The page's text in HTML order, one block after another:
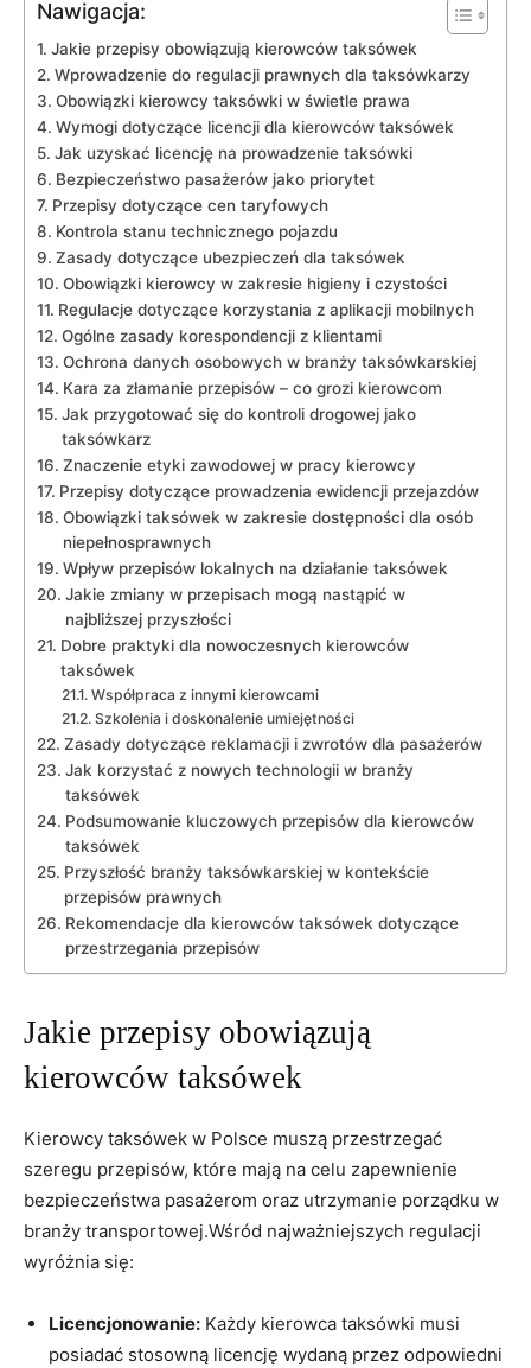
Nawigacja:
Jakie przepisy obowiązują kierowców taksówek
Wprowadzenie do regulacji prawnych dla taksówkarzy
Obowiązki kierowcy taksówki w świetle prawa
Wymogi dotyczące licencji dla kierowców taksówek
Jak uzyskać licencję na prowadzenie taksówki
Bezpieczeństwo pasażerów jako priorytet
Przepisy dotyczące cen taryfowych
Kontrola stanu technicznego pojazdu
Zasady dotyczące ubezpieczeń dla taksówek
Obowiązki kierowcy w zakresie higieny i czystości
Regulacje dotyczące korzystania z aplikacji mobilnych
Ogólne zasady korespondencji z klientami
Ochrona danych osobowych w branży taksówkarskiej
Kara za złamanie przepisów – co grozi kierowcom
Jak przygotować się do kontroli drogowej jako
taksówkarz
Znaczenie etyki zawodowej w pracy kierowcy
Przepisy dotyczące prowadzenia ewidencji przejazdów
Obowiązki taksówek w zakresie dostępności dla osób
niepełnosprawnych
Wpływ przepisów lokalnych na działanie taksówek
Jakie zmiany w przepisach mogą nastąpić w
najbliższej przyszłości
Dobre praktyki dla nowoczesnych kierowców
taksówek
Współpraca z innymi kierowcami
Szkolenia i doskonalenie umiejętności
Zasady dotyczące reklamacji i zwrotów dla pasażerów
Jak korzystać z nowych technologii w branży
taksówek
Podsumowanie kluczowych przepisów dla kierowców
taksówek
Przyszłość branży taksówkarskiej w kontekście
przepisów prawnych
Rekomendacje dla kierowców taksówek dotyczące
przestrzegania przepisów
Jakie przepisy obowiązują
kierowców taksówek
Kierowcy taksówek w Polsce muszą przestrzegać
szeregu przepisów, które mają na celu zapewnienie
bezpieczeństwa pasażerom oraz utrzymanie porządku w
branży transportowej.Wśród najważniejszych regulacji
wyróżnia się:
Licencjonowanie: Każdy kierowca taksówki musi
posiadać stosowną licencję wydaną przez odpowiedni